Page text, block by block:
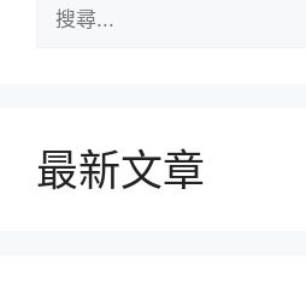
尋:
最新文章